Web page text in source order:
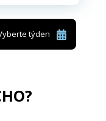
týden